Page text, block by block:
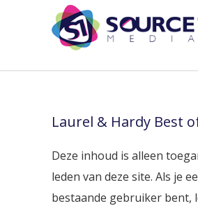
Laurel & Hardy Best
Deze inhoud is alleen
leden van deze site. Als je
bestaande gebruiker bent,